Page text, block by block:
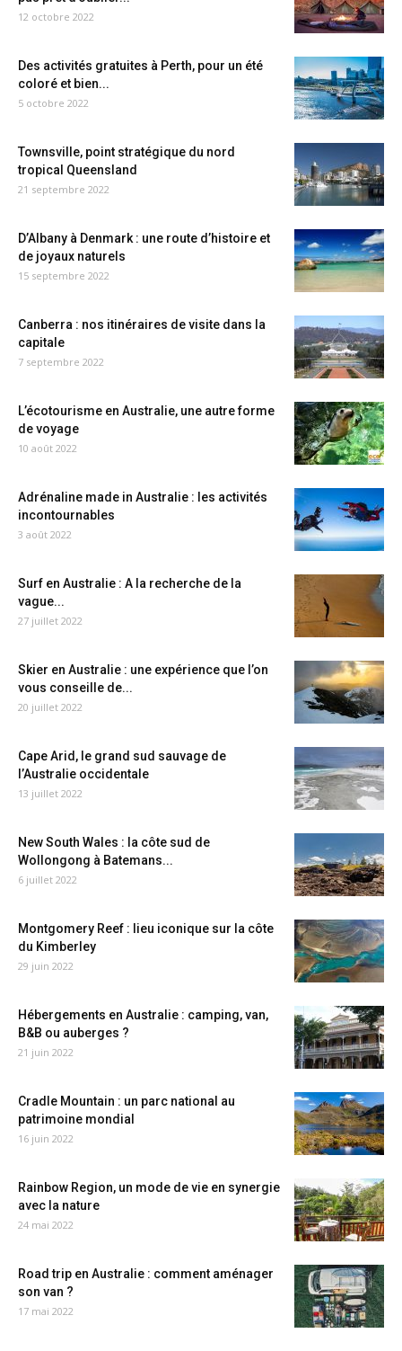
12 octobre 2022
Des activités gratuites à Perth, pour un été
coloré et bien...
5 octobre 2022
Townsville, point stratégique du nord
tropical Queensland
21 septembre 2022
D’Albany à Denmark : une route d’histoire et
de joyaux naturels
15 septembre 2022
Canberra : nos itinéraires de visite dans la
capitale
7 septembre 2022
L’écotourisme en Australie, une autre forme
de voyage
10 août 2022
Adrénaline made in Australie : les activités
incontournables
3 août 2022
Surf en Australie : A la recherche de la
vague...
27 juillet 2022
Skier en Australie : une expérience que l’on
vous conseille de...
20 juillet 2022
Cape Arid, le grand sud sauvage de
l’Australie occidentale
13 juillet 2022
New South Wales : la côte sud de
Wollongong à Batemans...
6 juillet 2022
Montgomery Reef : lieu iconique sur la côte
du Kimberley
29 juin 2022
Hébergements en Australie : camping, van,
B&B ou auberges ?
21 juin 2022
Cradle Mountain : un parc national au
patrimoine mondial
16 juin 2022
Rainbow Region, un mode de vie en synergie
avec la nature
24 mai 2022
Road trip en Australie : comment aménager
son van ?
17 mai 2022